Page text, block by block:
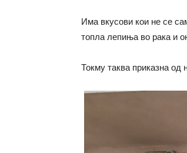
Има вкусови кои не се
топла лепиња во рака и
Токму таква приказна